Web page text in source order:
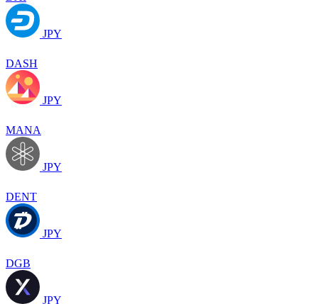
JPY
DASH
JPY
MANA
JPY
DENT
JPY
DGB
JPY